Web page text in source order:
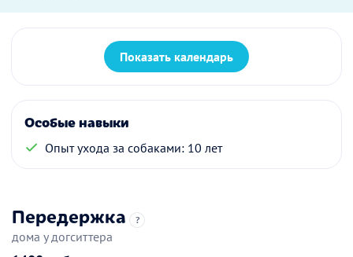
Показать календарь
Особые навыки
Опыт ухода за собаками: 10 лет
Передержка ?
дома у догситтера